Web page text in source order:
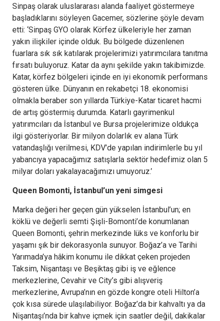
Sinpaş olarak uluslararası alanda faaliyet göstermeye
başladıklarını söyleyen Gacemer, sözlerine şöyle devam
etti: ‘Sinpaş GYO olarak Körfez ülkeleriyle her zaman
yakın ilişkiler içinde olduk. Bu bölgede düzenlenen
fuarlara sık sık katılarak projelerimizi yatırımcılara tanıtma
fırsatı buluyoruz. Katar da aynı şekilde yakın takibimizde.
Katar, körfez bölgeleri içinde en iyi ekonomik performans
gösteren ülke. Dünyanın en rekabetçi 18. ekonomisi
olmakla beraber son yıllarda Türkiye-Katar ticaret hacmi
de artış göstermiş durumda. Katarlı gayrimenkul
yatırımcıları da İstanbul ve Bursa projelerimize oldukça
ilgi gösteriyorlar. Bir milyon dolarlık ev alana Türk
vatandaşlığı verilmesi, KDV’de yapılan indirimlerle bu yıl
yabancıya yapacağımız satışlarla sektör hedefimiz olan 5
milyar doları yakalayacağımızı umuyoruz.’
Queen Bomonti, İstanbul’un yeni simgesi
Marka değeri her geçen gün yükselen İstanbul’un; en
köklü ve değerli semti Şişli-Bomonti’de konumlanan
Queen Bomonti, şehrin merkezinde lüks ve konforlu bir
yaşamı şık bir dekorasyonla sunuyor. Boğaz’a ve Tarihi
Yarımada’ya hâkim konumu ile dikkat çeken projeden
Taksim, Nişantaşı ve Beşiktaş gibi iş ve eğlence
merkezlerine, Cevahir ve City’s gibi alışveriş
merkezlerine, Avrupa’nın en gözde kongre oteli Hilton’a
çok kısa sürede ulaşılabiliyor. Boğaz’da bir kahvaltı ya da
Nişantaşı’nda bir kahve içmek için saatler değil, dakikalar